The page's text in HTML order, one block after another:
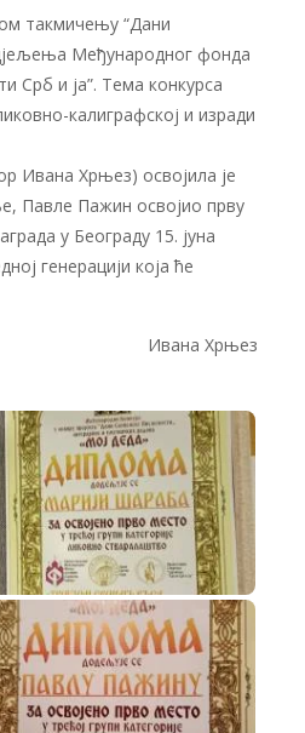
такмичењу “Дани
Међународног фонда
Срб и ја”. Тема конкурса
калиграфској и изради
Ивана Хрњез) освојила је
Павле Пажин освојио прву
у Београду 15. јуна
генерацији која ће
Ивана Хрњез